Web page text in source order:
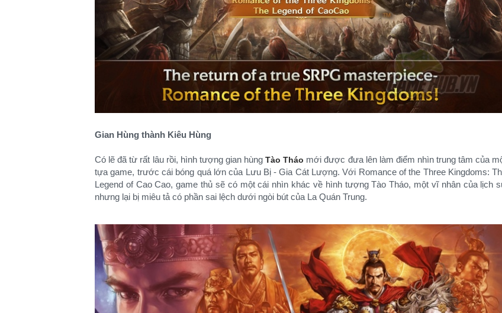
Gian Hùng thành Kiêu Hùng
Có lẽ đã từ rất lâu rồi, hình tượng gian hùngTào Tháo mới được đưa lên làm điểm nhìn trung tâm của
tựa game, trước cái bóng quá lớn của Lưu Bị - Gia Cát Lượng. Với Romance of the Three Kingdoms:
Legend of Cao Cao, game thủ sẽ có một cái nhìn khác về hình tượng Tào Tháo, một vĩ nhân của lịch
nhưng lại bị miêu tả có phần sai lệch dưới ngòi bút của La Quán Trung.